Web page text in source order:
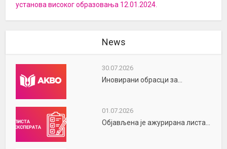
установа високог образовања 12.01.2024.
News
30.07.2026
Иновирани обрасци за...
01.07.2026
Објављена је ажурирана листа...